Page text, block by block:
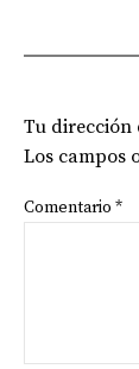
Tu dirección
Los campos
Comentario *